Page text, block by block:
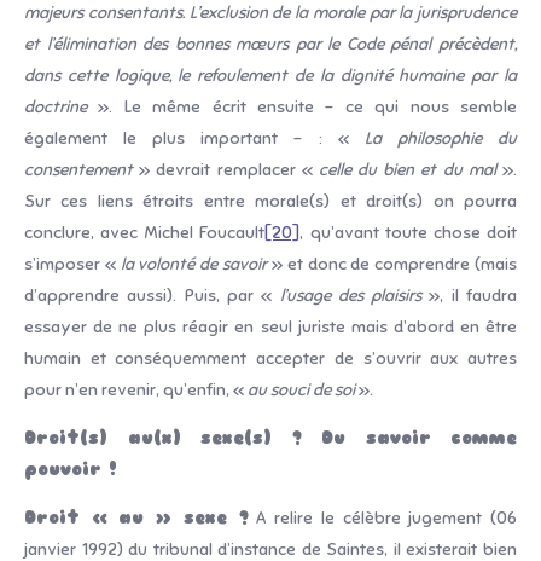
majeurs consentants. L’exclusion de la morale par la jurisprudence
et l’élimination des bonnes mœurs par le Code pénal précèdent,
dans cette logique, le refoulement de la dignité humaine par la
doctrine». Le même écrit ensuite – ce qui nous semble
également le plus important – : « La philosophie du
consentement» devrait remplacer « celle du bien et du mal».
Sur ces liens étroits entre morale(s) et droit(s) on pourra
conclure, avec Michel Foucault[20], qu’avant toute chose doit
s’imposer « la volonté de savoir» et donc de comprendre (mais
d’apprendre aussi). Puis, par « l’usage des plaisirs», il faudra
essayer de ne plus réagir en seul juriste mais d’abord en être
humain et conséquemment accepter de s’ouvrir aux autres
pour n’en revenir, qu’enfin, « au souci de soi».
Droit(s) au(x) sexe(s) ? Du savoir comme
pouvoir !
Droit « au » sexe ?A relire le célèbre jugement (06
janvier 1992) du tribunal d’instance de Saintes, il existerait bien